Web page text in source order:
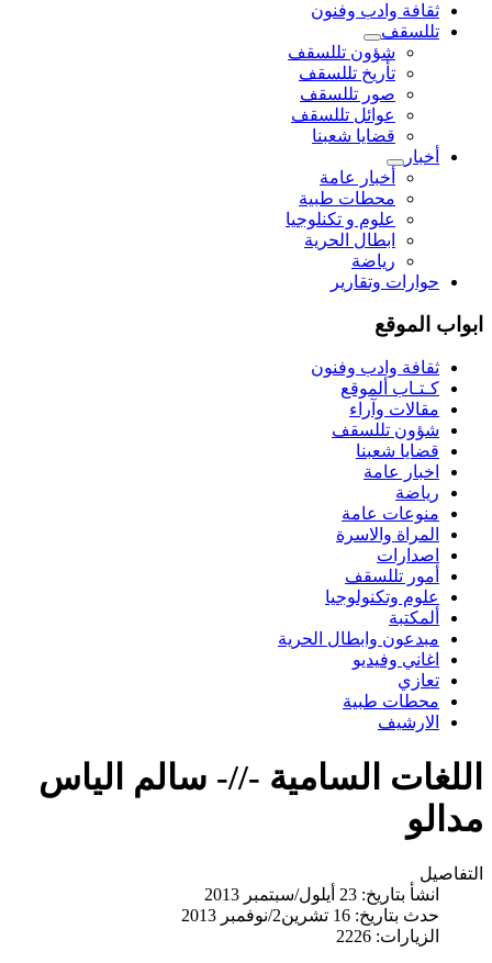
ثقافة وادب وفنون
تللسقف
شؤون تللسقف
تأريخ تللسقف
صور تللسقف
عوائل تللسقف
قضايا شعبنا
أخبار
أخبار عامة
محطات طبية
علوم و تکنلوجیا
ابطال الحرية
رياضة
حوارات وتقارير
ابواب الموقع
ثقافة وادب وفنون
كـتـاب ألموقع
مقالات وآراء
شؤون تللسقف
قضايا شعبنا
اخبار عامة
رياضة
منوعات عامة
المراة والاسرة
اصدارات
أمور تللسقف
علوم وتكنولوجيا
ألمكتبة
مبدعون وابطال الحرية
اغاني وفيديو
تعازي
محطات طبية
الارشيف
اللغات السامية -//- سالم الياس
مدالو
التفاصيل
انشأ بتاريخ: 23 أيلول/سبتمبر 2013
حدث بتاريخ: 16 تشرين2/نوفمبر 2013
الزيارات: 2226